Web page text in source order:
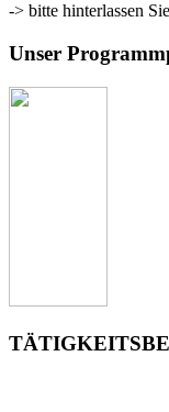
-> bitte hinterlassen
Unser